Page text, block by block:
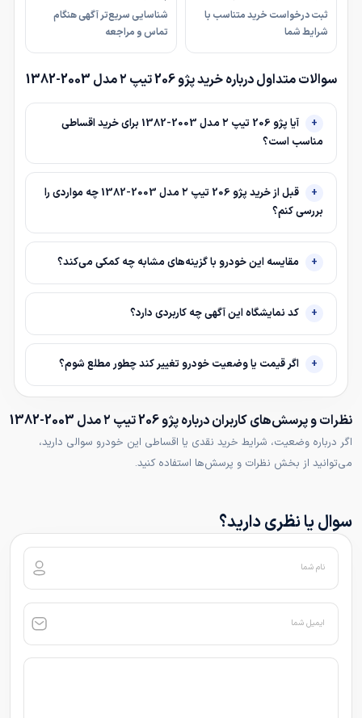
ثبت درخواست خرید متناسب با
شرایط شما
شناسایی سریع‌تر آگهی هنگام
تماس و مراجعه
سوالات متداول درباره خرید پژو 206 تیپ ۲ مدل 2003-1382
آیا پژو 206 تیپ ۲ مدل 2003-1382 برای خرید اقساطی
مناسب است؟
قبل از خرید پژو 206 تیپ ۲ مدل 2003-1382 چه مواردی را
بررسی کنم؟
مقایسه این خودرو با گزینه‌های مشابه چه کمکی می‌کند؟
کد نمایشگاه این آگهی چه کاربردی دارد؟
اگر قیمت یا وضعیت خودرو تغییر کند چطور مطلع شوم؟
نظرات و پرسش‌های کاربران درباره پژو 206 تیپ ۲ مدل 2003-1382
اگر درباره وضعیت، شرایط خرید نقدی یا اقساطی این خودرو سوالی دارید،
می‌توانید از بخش نظرات و پرسش‌ها استفاده کنید.
سوال یا نظری دارید؟
نام شما
ایمیل شما